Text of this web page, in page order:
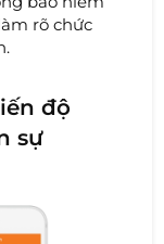
rõ chức
độ
sự